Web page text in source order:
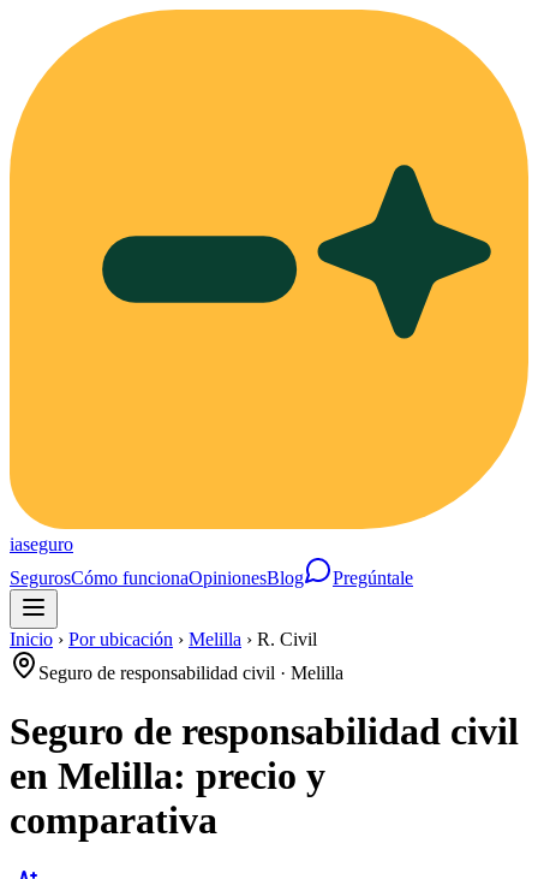
iaseguro
SegurosCómo funcionaOpinionesBlog Pregúntale
Inicio › Por ubicación › Melilla › R. Civil
Seguro de responsabilidad civil · Melilla
Seguro de responsabilidad civil
en Melilla: precio y
comparativa